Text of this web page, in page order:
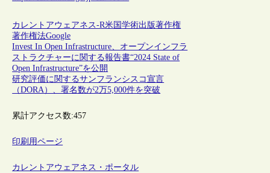
カレントアウェアネス-R米国学術出版著作権
著作権法Google
Invest In Open Infrastructure、オープンインフラ
ストラクチャーに関する報告書“2024 State of
Open Infrastructure”を公開
研究評価に関するサンフランシスコ宣言
（DORA）、署名数が2万5,000件を突破
累計アクセス数:457
印刷用ページ
カレントアウェアネス・ポータル